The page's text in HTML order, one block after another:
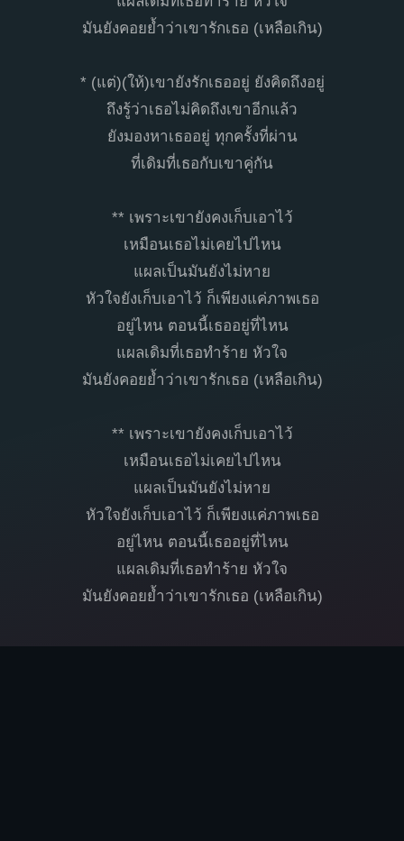
มันยังคอยย้ำว่าเขารักเธอ (เหลือเกิน)
* (แต่)(ให้)เขายังรักเธออยู่ ยังคิดถึงอยู่
ถึงรู้ว่าเธอไม่คิดถึงเขาอีกแล้ว
ยังมองหาเธออยู่ ทุกครั้งที่ผ่าน
ที่เดิมที่เธอกับเขาคู่กัน
** เพราะเขายังคงเก็บเอาไว้
เหมือนเธอไม่เคยไปไหน
แผลเป็นมันยังไม่หาย
หัวใจยังเก็บเอาไว้ ก็เพียงแค่ภาพเธอ
อยู่ไหน ตอนนี้เธออยู่ที่ไหน
แผลเดิมที่เธอทำร้าย หัวใจ
มันยังคอยย้ำว่าเขารักเธอ (เหลือเกิน)
** เพราะเขายังคงเก็บเอาไว้
เหมือนเธอไม่เคยไปไหน
แผลเป็นมันยังไม่หาย
หัวใจยังเก็บเอาไว้ ก็เพียงแค่ภาพเธอ
อยู่ไหน ตอนนี้เธออยู่ที่ไหน
แผลเดิมที่เธอทำร้าย หัวใจ
มันยังคอยย้ำว่าเขารักเธอ (เหลือเกิน)